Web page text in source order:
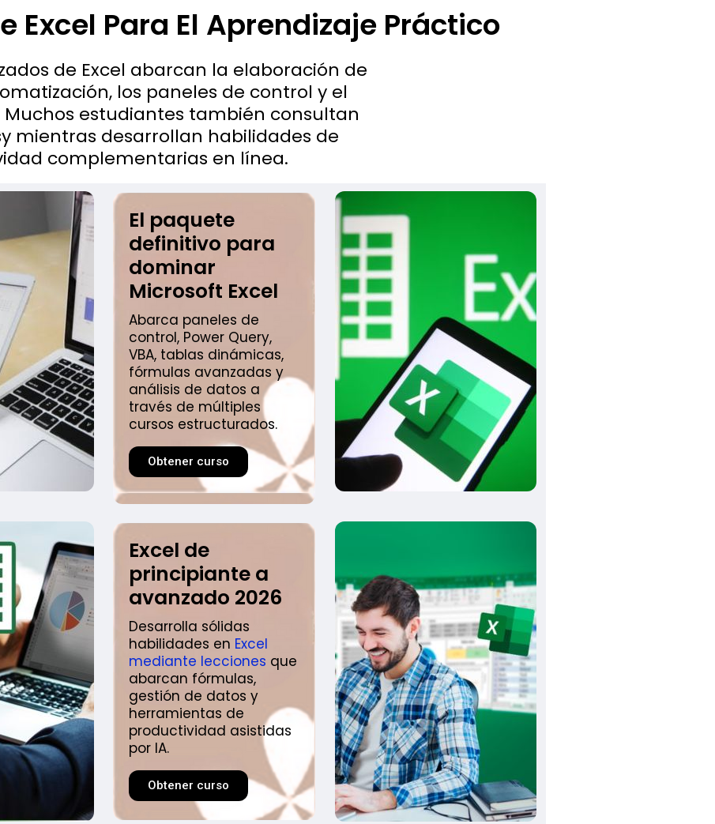
Excel Para El Aprendizaje Práctico
de Excel abarcan la elaboración de
los paneles de control y el
Muchos estudiantes también consultan
mientras desarrollan habilidades de
complementarias en línea.
El paquete
definitivo para
dominar
Microsoft Excel
Abarca paneles de
control, Power Query,
VBA, tablas dinámicas,
fórmulas avanzadas y
análisis de datos a
través de múltiples
cursos estructurados.
Obtener curso
Excel de
principiante a
avanzado 2026
Desarrolla sólidas
habilidades en Excel
mediante lecciones que
abarcan fórmulas,
gestión de datos y
herramientas de
productividad asistidas
por IA.
Obtener curso